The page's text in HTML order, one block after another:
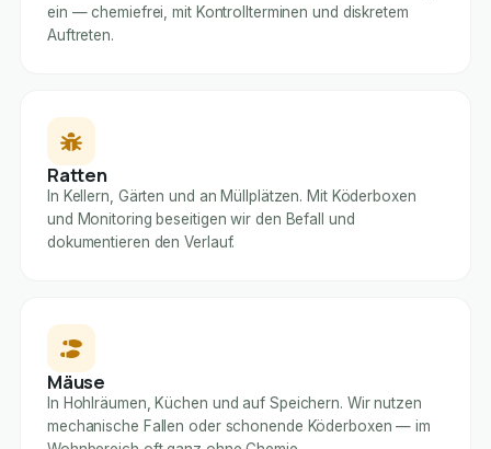
ein — chemiefrei, mit Kontrollterminen und diskretem
Auftreten.
Ratten
In Kellern, Gärten und an Müllplätzen. Mit Köderboxen
und Monitoring beseitigen wir den Befall und
dokumentieren den Verlauf.
Mäuse
In Hohlräumen, Küchen und auf Speichern. Wir nutzen
mechanische Fallen oder schonende Köderboxen — im